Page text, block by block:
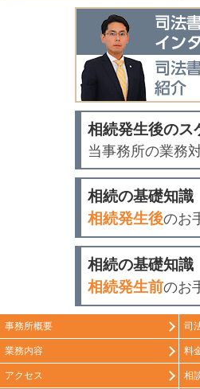
相続発生後のス
当事務所の業務
相続の基礎知識
相続発生後のお
相続の基礎知識
相続発生前のお
事務所概要 司
業務内容 料
アクセス 相